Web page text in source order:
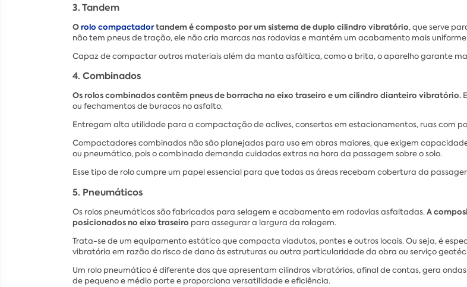
3. Tandem
Orolo compactadortandem é composto por um sistema de duplo cilindro vibratório, que serve
não tem pneus de tração, ele não cria marcas nas rodovias e mantém um acabamento mais
Capaz de compactar outros materiais além da manta asfáltica, como a brita, o aparelho garante
4. Combinados
Os rolos combinados contêm pneus de borracha no eixo traseiro e um cilindro dianteiro vibratório.
ou fechamentos de buracos no asfalto.
Entregam alta utilidade para a compactação de aclives, consertos em estacionamentos, ruas com
Compactadores combinados não são planejados para uso em obras maiores, que exigem
ou pneumático, pois o combinado demanda cuidados extras na hora da passagem sobre o solo.
Esse tipo de rolo cumpre um papel essencial para que todas as áreas recebam cobertura da
5. Pneumáticos
Os rolos pneumáticos são fabricados para selagem e acabamento em rodovias asfaltadas.A
posicionados no eixo traseiro para assegurar a largura da rolagem.
Trata-se de um equipamento estático que compacta viadutos, pontes e outros locais. Ou seja, é
vibratória em razão do risco de dano às estruturas ou outra particularidade da obra ou serviço
Um rolo pneumático é diferente dos que apresentam cilindros vibratórios, afinal de contas, gera
de pequeno e médio porte e proporciona versatilidade e eficiência.